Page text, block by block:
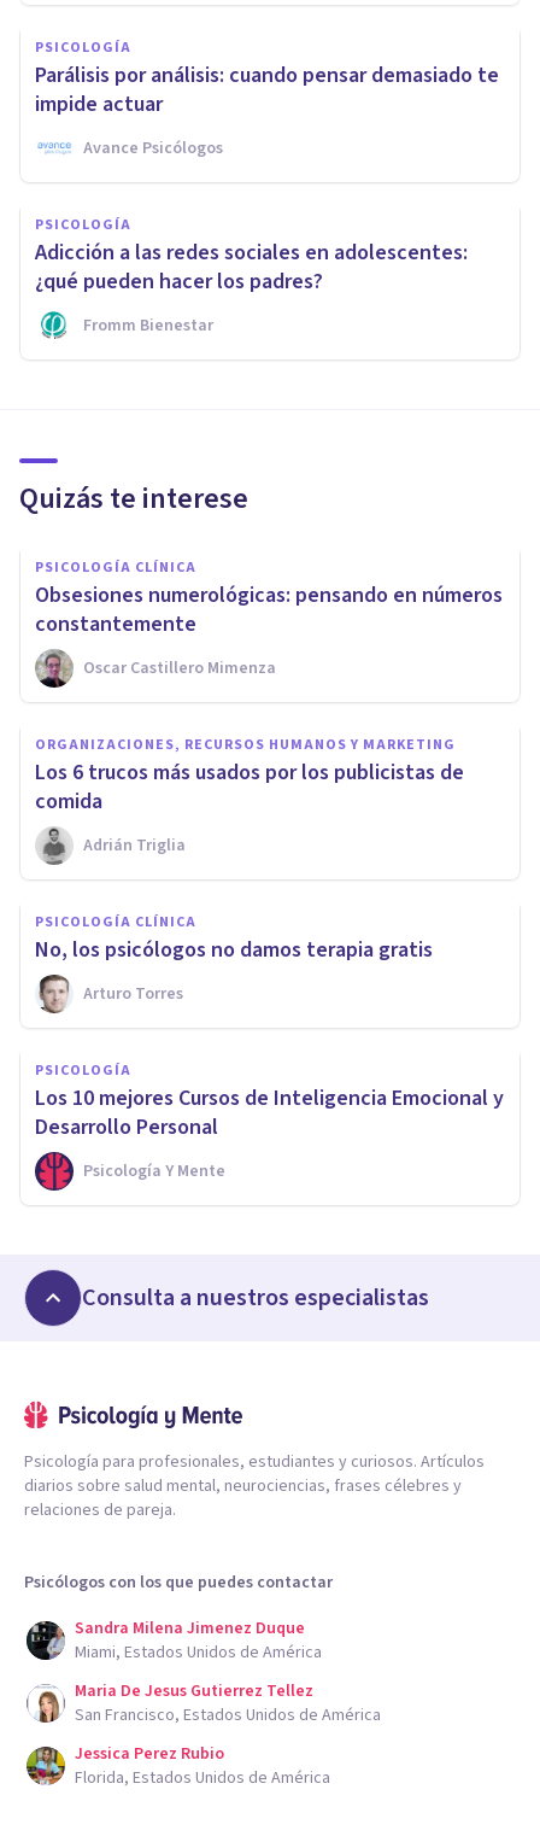
PSICOLOGÍA
Parálisis por análisis: cuando pensar demasiado te
impide actuar
Avance Psicólogos
PSICOLOGÍA
Adicción a las redes sociales en adolescentes:
¿qué pueden hacer los padres?
Fromm Bienestar
Quizás te interese
PSICOLOGÍA CLÍNICA
​Obsesiones numerológicas: pensando en números
constantemente
Oscar Castillero Mimenza
ORGANIZACIONES, RECURSOS HUMANOS Y MARKETING
Los 6 trucos más usados por los publicistas de
comida
Adrián Triglia
PSICOLOGÍA CLÍNICA
No, los psicólogos no damos terapia gratis
Arturo Torres
PSICOLOGÍA
Los 10 mejores Cursos de Inteligencia Emocional y
Desarrollo Personal
Psicología Y Mente
Consulta a nuestros especialistas
Psicología para profesionales, estudiantes y curiosos. Artículos
diarios sobre salud mental, neurociencias, frases célebres y
relaciones de pareja.
Psicólogos con los que puedes contactar
Sandra Milena Jimenez Duque
Miami, Estados Unidos de América
Maria De Jesus Gutierrez Tellez
San Francisco, Estados Unidos de América
Jessica Perez Rubio
Florida, Estados Unidos de América